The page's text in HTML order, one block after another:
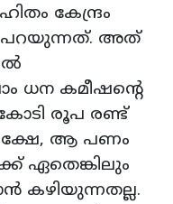
കേന്ദ്രം
പറയുന്നത്. അത്
ധന കമീഷന്റെ
കോടി രൂപ രണ്ട്
പക്ഷേ, ആ പണം
ഏതെങ്കിലും
കഴിയുന്നതല്ല.